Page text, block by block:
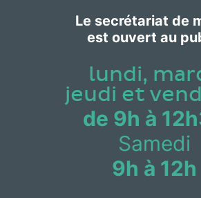
Le secrétariat de
est ouvert au
lundi,
jeudi et
de 9h à
Samedi
9h à 12h